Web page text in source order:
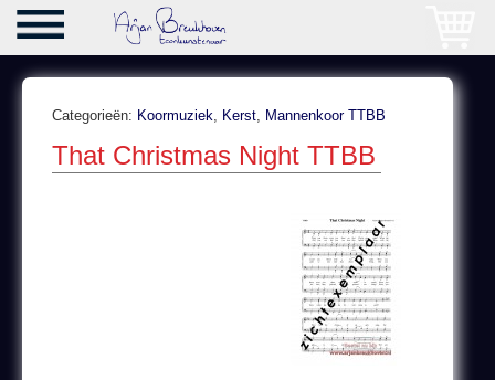
Categorieën: Koormuziek, Kerst, Mannenkoor TTBB
That Christmas Night TTBB